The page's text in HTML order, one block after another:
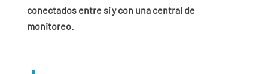
conectados entre sí y con una central de
monitoreo.